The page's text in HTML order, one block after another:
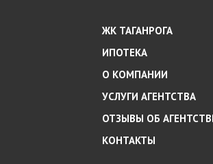
ЖК ТАГАНРОГА
ИПОТЕКА
О КОМПАНИИ
УСЛУГИ АГЕНТСТВА
ОТЗЫВЫ ОБ
КОНТАКТЫ